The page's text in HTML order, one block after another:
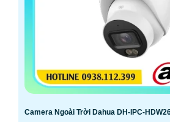
Camera Ngoài Trời Dahua DH-IPC-